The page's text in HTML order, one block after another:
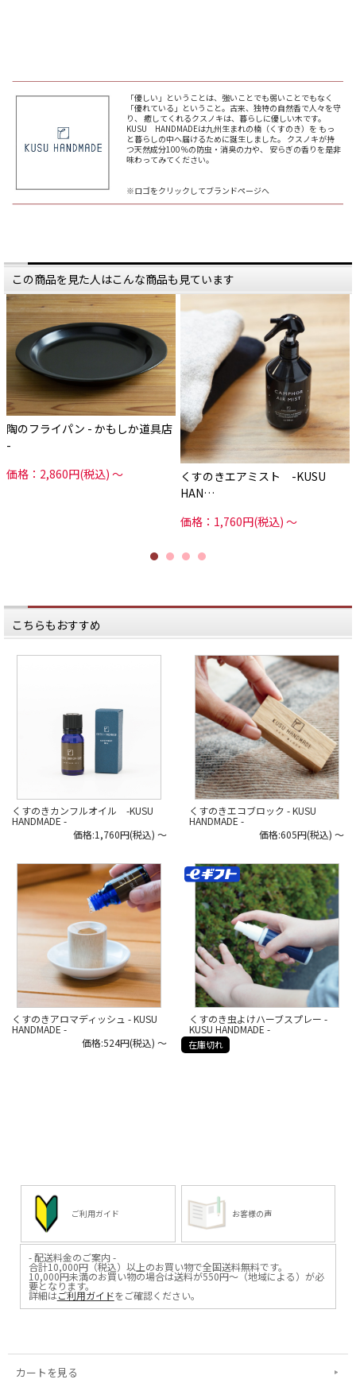
「優しい」ということは、強いことでも弱いことでもなく
「優れている」ということ。古来、独特の自然香で人々を守
り、 癒してくれるクスノキは、暮らしに優しい木です。
KUSU HANDMADEは九州生まれの楠（くすのき）を もっ
と暮らしの中へ届けるために誕生しました。 クスノキが持
つ天然成分100％の防虫・消臭の力や、 安らぎの香りを是非
味わってみてください。
※ロゴをクリックしてブランドページへ
この商品を見た人はこんな商品も見ています
陶のフライパン - かもしか道具店
-
価格：2,860円(税込)～
くすのきエアミスト -KUSU
HAN…
価格：1,760円(税込)～
こちらもおすすめ
くすのきカンフルオイル -KUSU
HANDMADE -
価格:1,760円(税込) ～
くすのきエコブロック - KUSU
HANDMADE -
価格:605円(税込) ～
くすのきアロマディッシュ - KUSU
HANDMADE -
価格:524円(税込) ～
くすのき虫よけハーブスプレー -
KUSU HANDMADE -
在庫切れ
ご利用ガイド お客様の声
- 配送料金のご案内 -
合計10,000円（税込）以上のお買い物で全国送料無料です。
10,000円未満のお買い物の場合は送料が550円～（地域による）が必
要となります。
詳細はご利用ガイドをご確認ください。
カートを見る